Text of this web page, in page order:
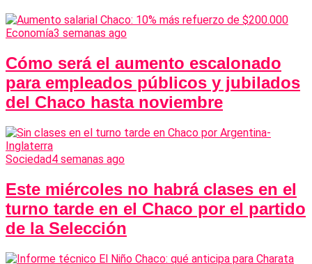
Economía3 semanas ago
Cómo será el aumento escalonado
para empleados públicos y jubilados
del Chaco hasta noviembre
Sociedad4 semanas ago
Este miércoles no habrá clases en el
turno tarde en el Chaco por el partido
de la Selección